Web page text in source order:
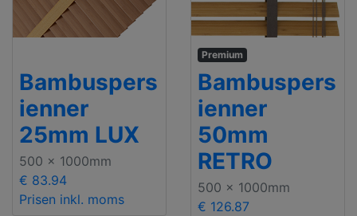
Bambuspers
ienner
25mm LUX
500 x 1000mm
€ 83.94
Prisen inkl. moms
Premium
Bambuspers
ienner
50mm
RETRO
500 x 1000mm
€ 126.87